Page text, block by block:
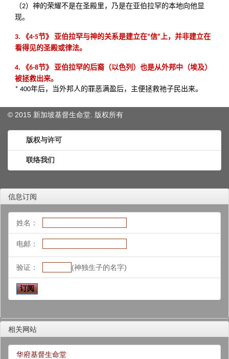
© 2015 新加坡基督生命堂. 版权所有
版权与许可
联络我们
信息订阅
姓名：
电邮：
验证： (神独生子的名字)
相关网站
华府基督生命堂